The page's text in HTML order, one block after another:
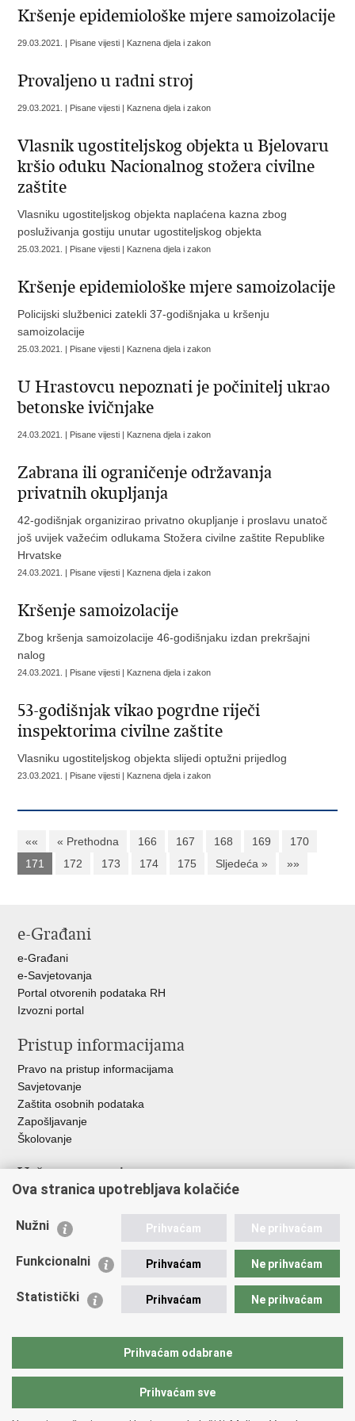
Kršenje epidemiološke mjere samoizolacije
29.03.2021. | Pisane vijesti | Kaznena djela i zakon
Provaljeno u radni stroj
29.03.2021. | Pisane vijesti | Kaznena djela i zakon
Vlasnik ugostiteljskog objekta u Bjelovaru
kršio oduku Nacionalnog stožera civilne
zaštite
Vlasniku ugostiteljskog objekta naplaćena kazna zbog
posluživanja gostiju unutar ugostiteljskog objekta
25.03.2021. | Pisane vijesti | Kaznena djela i zakon
Kršenje epidemiološke mjere samoizolacije
Policijski službenici zatekli 37-godišnjaka u kršenju
samoizolacije
25.03.2021. | Pisane vijesti | Kaznena djela i zakon
U Hrastovcu nepoznati je počinitelj ukrao
betonske ivičnjake
24.03.2021. | Pisane vijesti | Kaznena djela i zakon
Zabrana ili ograničenje održavanja
privatnih okupljanja
42-godišnjak organizirao privatno okupljanje i proslavu unatoč
još uvijek važećim odlukama Stožera civilne zaštite Republike
Hrvatske
24.03.2021. | Pisane vijesti | Kaznena djela i zakon
Kršenje samoizolacije
Zbog kršenja samoizolacije 46-godišnjaku izdan prekršajni
nalog
24.03.2021. | Pisane vijesti | Kaznena djela i zakon
53-godišnjak vikao pogrdne riječi
inspektorima civilne zaštite
Vlasniku ugostiteljskog objekta slijedi optužni prijedlog
23.03.2021. | Pisane vijesti | Kaznena djela i zakon
«« « Prethodna 166 167 168 169
170
171
172 173 174 175 Sljedeća » »»
e-Građani
e-Građani
e-Savjetovanja
Portal otvorenih podataka RH
Izvozni portal
Pristup informacijama
Pravo na pristup informacijama
Savjetovanje
Zaštita osobnih podataka
Zapošljavanje
Školovanje
Važne poveznice
Ministarstvo unutarnjih poslova
Udruge
Policijska akademija
Zaklada policijske solidarnosti
Vučetić"
Ova stranica upotrebljava kolačiće
Nužni Prihvaćam Ne prihvaćam
Funkcionalni Prihvaćam Ne prihvaćam
Statistički Prihvaćam Ne prihvaćam
Prihvaćam odabrane
Prihvaćam sve